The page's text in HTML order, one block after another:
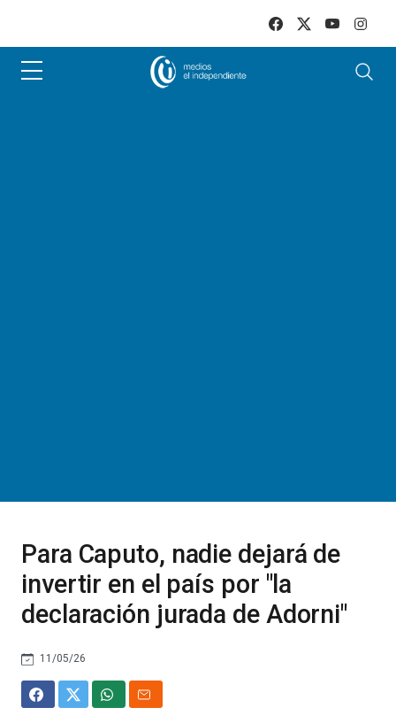
Para Caputo, nadie dejará de
invertir en el país por "la
declaración jurada de Adorni"
11/05/26